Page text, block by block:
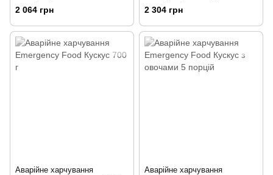
овочами по-мексиканськи 5
2 064 грн
масала з рисом 4 порції
2 304 грн
Аварійне харчування
Аварійне харчування